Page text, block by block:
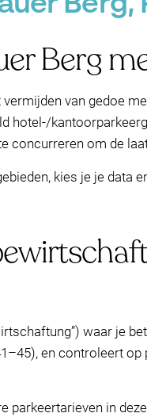
Berg
van gedoe
hotel-/
concurreren om de
kies je je data
waar je
en controleert
parkeertarieven in